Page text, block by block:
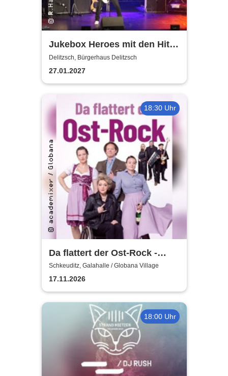
Jukebox Heroes mit den Hits
von Sweet, Slade u.v.a. - 2027
Delitzsch, Bürgerhaus Delitzsch
27.01.2027
18:30 Uhr
Da flattert der Ost-Rock -
H.Blank, A. Geißler, R.
Köbernick
Schkeuditz, Galahalle / Globana Village
17.11.2026
18:00 Uhr